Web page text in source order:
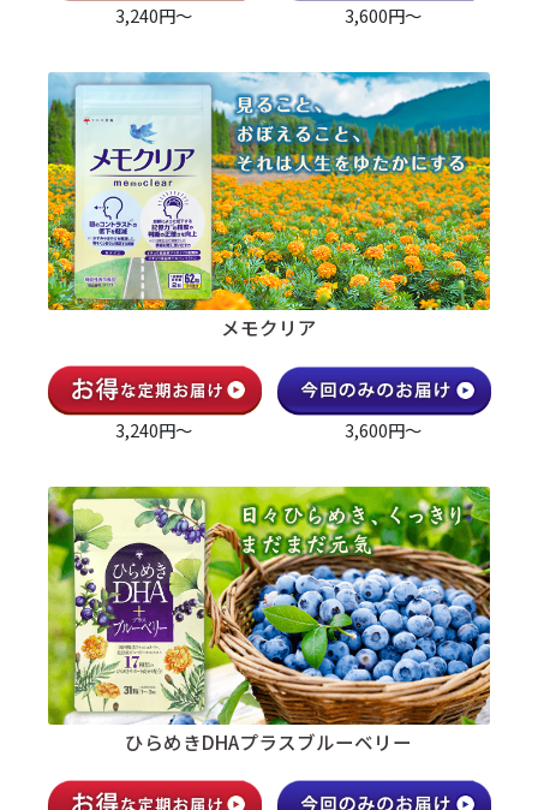
3,240円～ 3,600円～
メモクリア
3,240円～ 3,600円～
ひらめきDHAプラスブルーベリー